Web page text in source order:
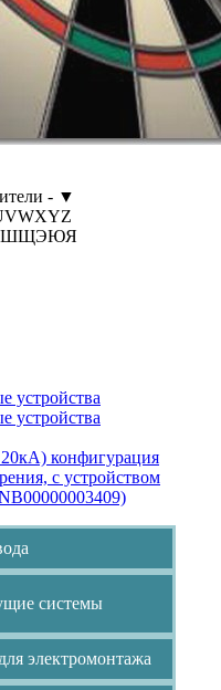
- ▼
VWXYZ
ШЩЭЮЯ
устройства
устройства
конфигурация
с устройством
системы
электромонтажа